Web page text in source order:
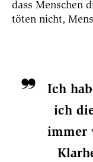
dass Menschen
töten nicht,
Ich
ich
immer